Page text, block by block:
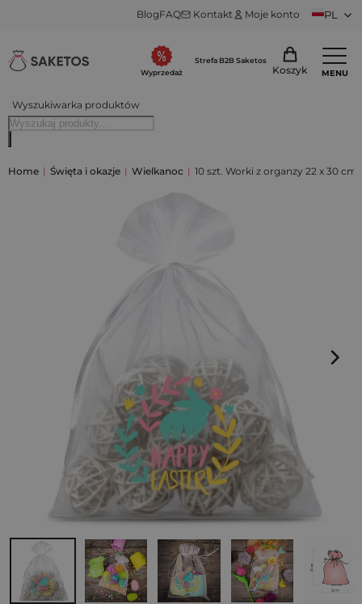
BlogFAQ Kontakt Moje konto PL
Wyszukiwarka produktów
Wyprzedaż
Strefa B2B Saketos
Koszyk MENU
Home | Święta i okazje | Wielkanoc | 10 szt. Worki z organzy 22 x 30